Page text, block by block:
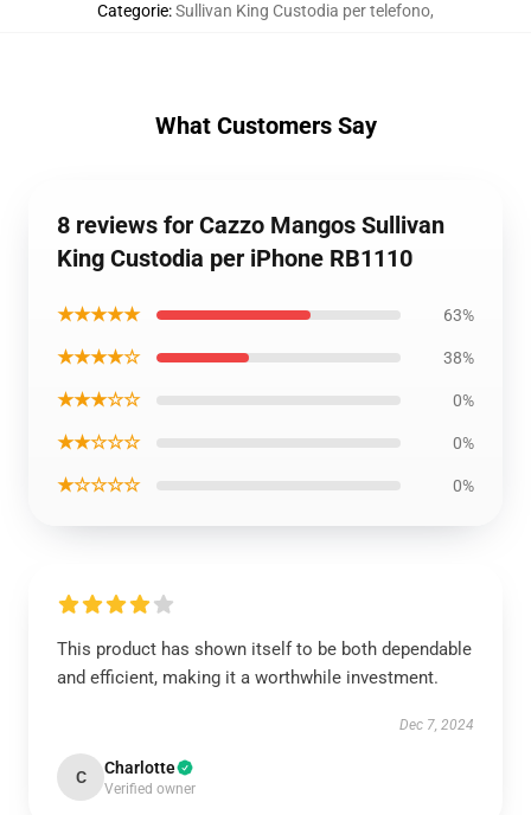
Categorie:Sullivan King Custodia per telefono,
What Customers Say
8 reviews for Cazzo Mangos Sullivan
King Custodia per iPhone RB1110
★★★★★ 63%
★★★★☆ 38%
★★★☆☆ 0%
★★☆☆☆ 0%
★☆☆☆☆ 0%
This product has shown itself to be both dependable
and efficient, making it a worthwhile investment.
Dec 7, 2024
C Charlotte
Verified owner